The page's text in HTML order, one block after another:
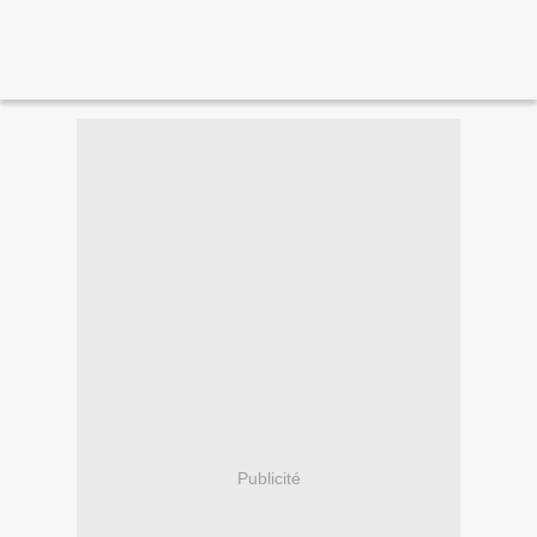
Publicité